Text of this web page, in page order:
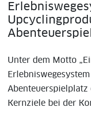
Unter dem Motto
Abenteuerspielplatz
Kernziele bei der